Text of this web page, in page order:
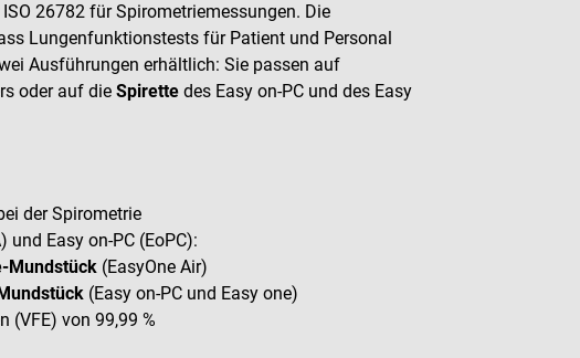
26782 für Spirometriemessungen. Die
Lungenfunktionstests für Patient und Personal
Ausführungen erhältlich: Sie passen auf
oder auf die Spirette des Easy on-PC und des Easy
der Spirometrie
und Easy on-PC (EoPC):
Mundstück (EasyOne Air)
(Easy on-PC und Easy one)
(VFE) von 99,99 %